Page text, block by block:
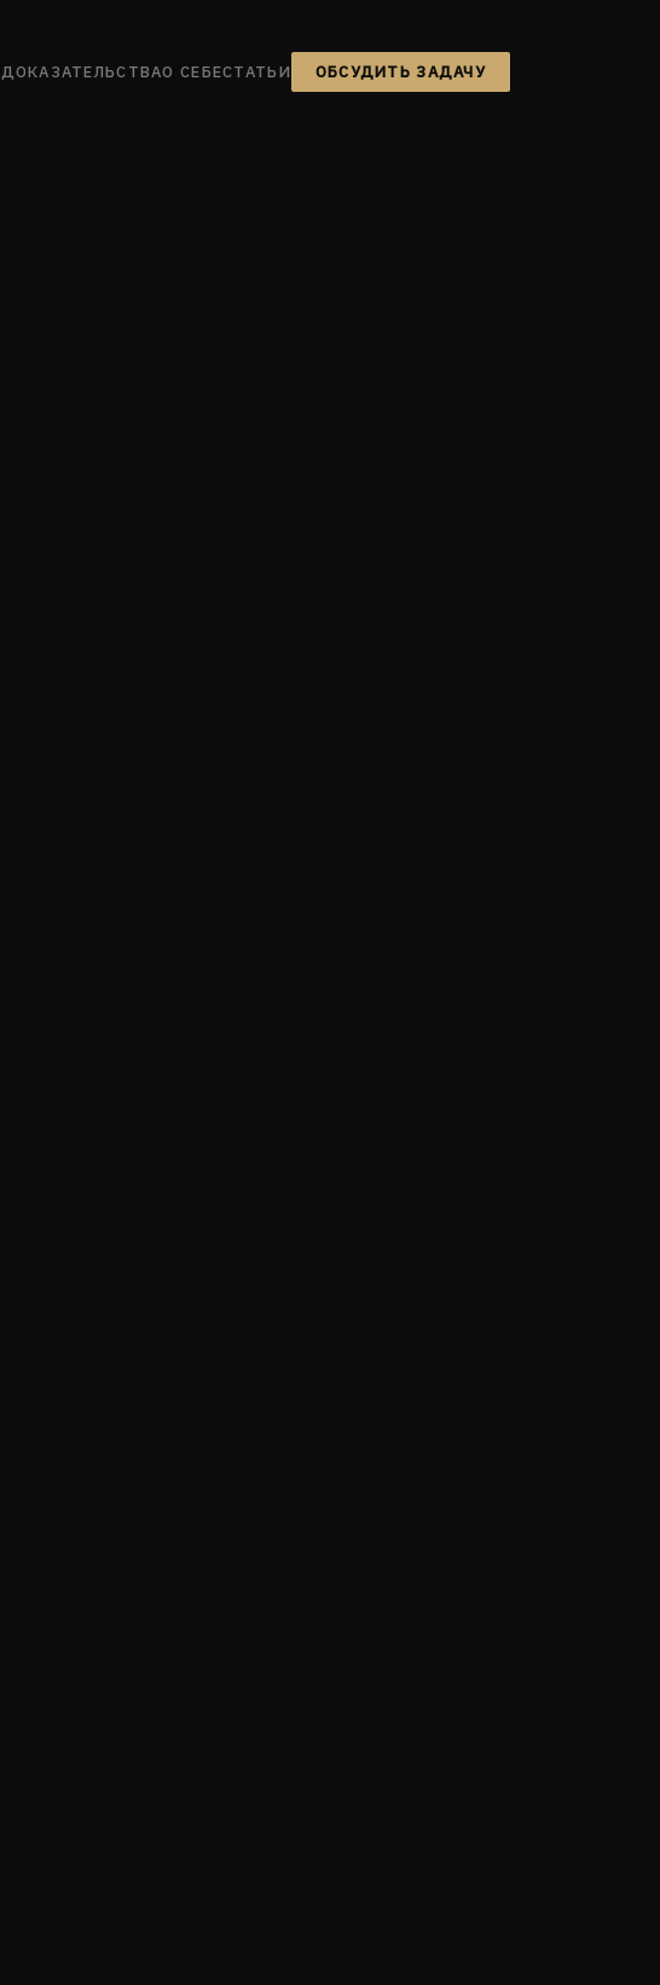
ДОКАЗАТЕЛЬСТВАО СЕБЕСТАТЬИ ОБСУДИТЬ ЗАДАЧУ